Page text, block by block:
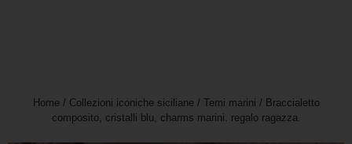
Home / Collezioni iconiche siciliane / Temi marini / Braccialetto
composito, cristalli blu, charms marini. regalo ragazza.